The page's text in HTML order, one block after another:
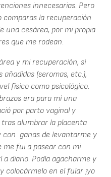
innecesarias. Pero
la recuperación
una cesárea, por mi propia
que me rodean.
y mi recuperación, si
(seromas, etc.),
físico como psicológico.
era para mí una
por parto vaginal y
alumbrar la placenta
con ganas de levantarme y
me fui a pasear con mi
diario. Podía agacharme y
colocármelo en el fular ¡yo